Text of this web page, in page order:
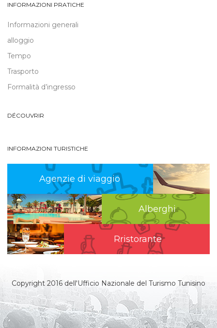
INFORMAZIONI PRATICHE
Informazioni generali
alloggio
Tempo
Trasporto
Formalità d’ingresso
DÉCOUVRIR
INFORMAZIONI TURISTICHE
Agenzie di viaggio
Alberghi
Rristorante
Copyright 2016 dell'Ufficio Nazionale del Turismo Tunisino